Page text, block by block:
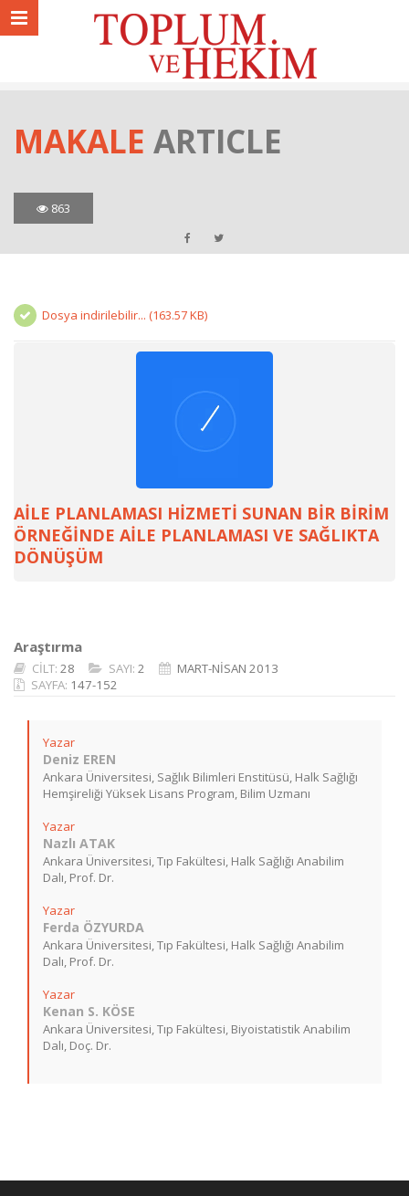
MAKALE ARTICLE
863
Dosya indirilebilir... (163.57 KB)
AİLE PLANLAMASI HİZMETİ SUNAN BİR BİRİM
ÖRNEĞİNDE AİLE PLANLAMASI VE SAĞLIKTA
DÖNÜŞÜM
Araştırma
CİLT: 28 SAYI: 2
MART-NİSAN 2013
SAYFA: 147-152
Yazar
Deniz EREN
Ankara Üniversitesi, Sağlık Bilimleri Enstitüsü, Halk Sağlığı
Hemşireliği Yüksek Lisans Program, Bilim Uzmanı
Yazar
Nazlı ATAK
Ankara Üniversitesi, Tıp Fakültesi, Halk Sağlığı Anabilim
Dalı, Prof. Dr.
Yazar
Ferda ÖZYURDA
Ankara Üniversitesi, Tıp Fakültesi, Halk Sağlığı Anabilim
Dalı, Prof. Dr.
Yazar
Kenan S. KÖSE
Ankara Üniversitesi, Tıp Fakültesi, Biyoistatistik Anabilim
Dalı, Doç. Dr.